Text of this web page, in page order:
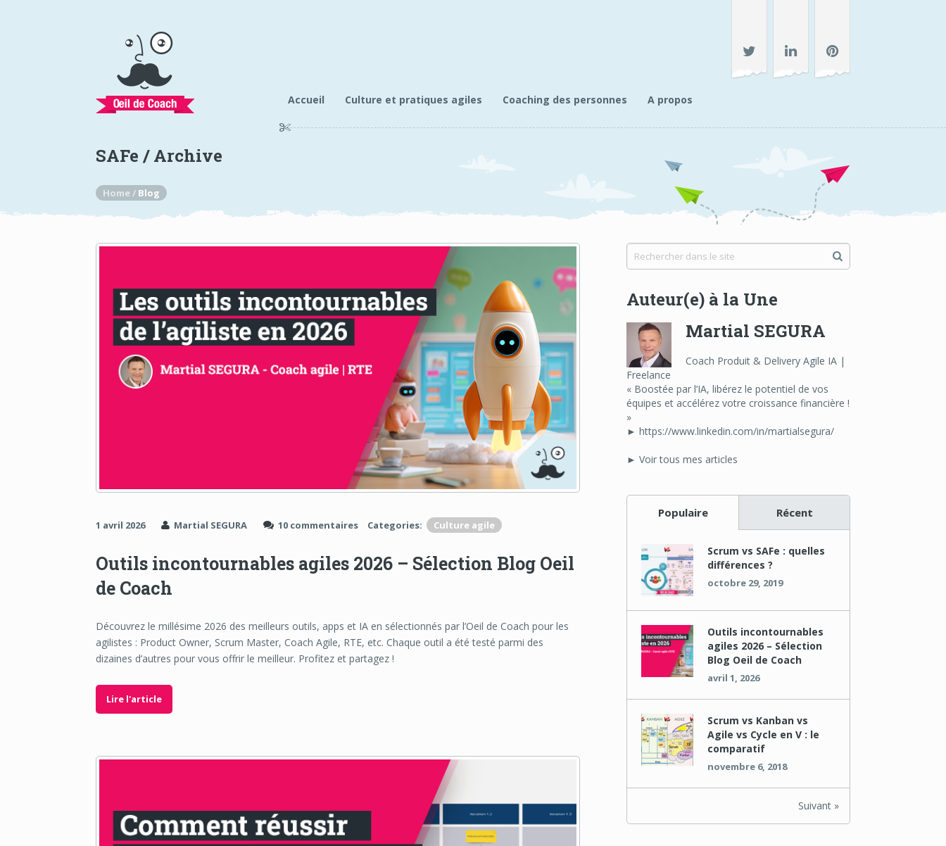
Accueil Culture et pratiques agiles Coaching des personnes A propos
SAFe / Archive
Home / Blog
1 avril 2026 Martial SEGURA 10 commentaires Categories: Culture agile
Outils incontournables agiles 2026 – Sélection Blog Oeil
de Coach
Découvrez le millésime 2026 des meilleurs outils, apps et IA en sélectionnés par l’Oeil de Coach pour les
agilistes : Product Owner, Scrum Master, Coach Agile, RTE, etc. Chaque outil a été testé parmi des
dizaines d’autres pour vous offrir le meilleur. Profitez et partagez !
Lire l'article
Auteur(e) à la Une
Martial SEGURA
Coach Produit & Delivery Agile IA |
Freelance
« Boostée par l’IA, libérez le potentiel de vos
équipes et accélérez votre croissance financière !
»
► https://www.linkedin.com/in/martialsegura/
► Voir tous mes articles
Populaire Récent
Scrum vs SAFe : quelles
différences ?
octobre 29, 2019
Outils incontournables
agiles 2026 – Sélection
Blog Oeil de Coach
avril 1, 2026
Scrum vs Kanban vs
Agile vs Cycle en V : le
comparatif
novembre 6, 2018
Suivant »